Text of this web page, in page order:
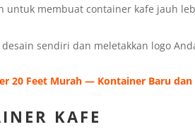
untuk membuat container kafe jauh
sendiri dan meletakkan logo
20 Feet Murah — Kontainer Baru dan
KAFE